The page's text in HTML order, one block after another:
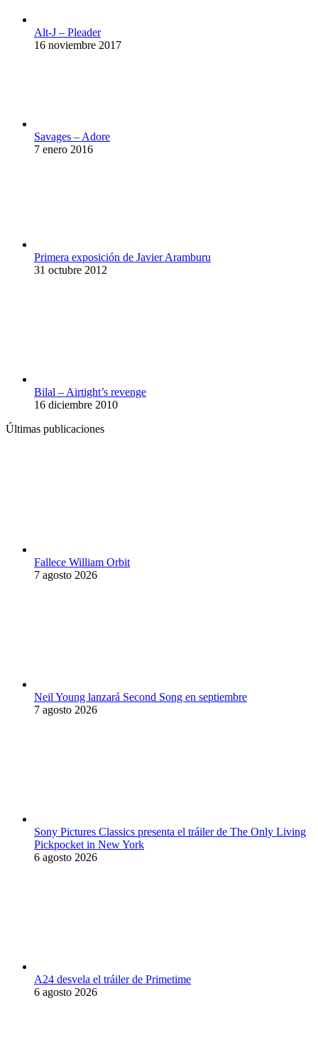
Alt-J – Pleader
16 noviembre 2017
Savages – Adore
7 enero 2016
Primera exposición de Javier Aramburu
31 octubre 2012
Bilal – Airtight’s revenge
16 diciembre 2010
Últimas publicaciones
Fallece William Orbit
7 agosto 2026
Neil Young lanzará Second Song en septiembre
7 agosto 2026
Sony Pictures Classics presenta el tráiler de The Only Living
Pickpocket in New York
6 agosto 2026
A24 desvela el tráiler de Primetime
6 agosto 2026